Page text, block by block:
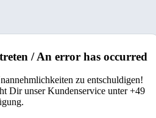
/ An error has occurred
zu entschuldigen!
Dir unser Kundenservice unter +49